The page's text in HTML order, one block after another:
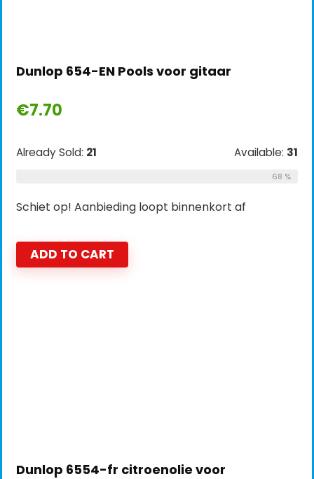
Dunlop 654-EN Pools voor gitaar
€7.70
Already Sold: 21 Available: 31
68 %
Schiet op! Aanbieding loopt binnenkort af
ADD TO CART
Dunlop 6554-fr citroenolie voor